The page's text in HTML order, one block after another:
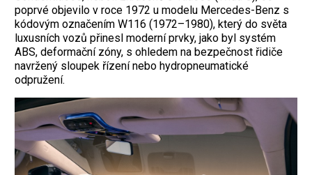
poprvé objevilo v roce 1972 u modelu Mercedes-Benz s
kódovým označením W116 (1972–1980), který do světa
luxusních vozů přinesl moderní prvky, jako byl systém
ABS, deformační zóny, s ohledem na bezpečnost řidiče
navržený sloupek řízení nebo hydropneumatické
odpružení.